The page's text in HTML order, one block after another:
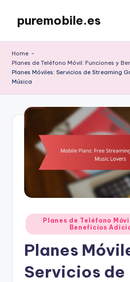
content
puremobile.es
Home -
Planes de Teléfono Móvil: Funciones y
Planes Móviles: Servicios de Streaming
Música
Posted
in
Planes de Teléfono
Beneficios
Planes
Servicios de